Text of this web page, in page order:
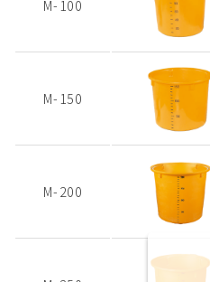
M-100
M-150
M-200